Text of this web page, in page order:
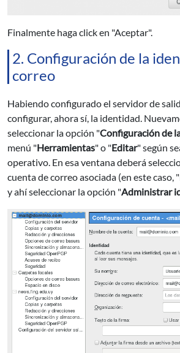
Finalmente haga click en "Aceptar".
2. Configuración de la
correo
Habiendo configurado el servidor de
configurar, ahora sí, la identidad.
seleccionar la opción "Configuración de
menú "Herramientas" o "Editar" según
operativo. En esa ventana deberá
cuenta de correo asociada (en este caso, "
y ahí seleccionar la opción "Administrar